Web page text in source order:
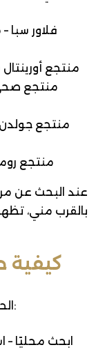
فلاور سبا
منتجع
منتجع صحي
منتجع
منتجع
عند البحث عن
بالقرب مني،
كيفية
الحجز سهل ومباشر. إليك الخطوات المعتادة:
ابحث محليًا